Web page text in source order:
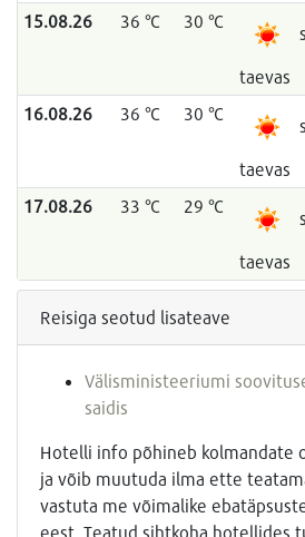
15.08.26 36 °C 30 °C
taevas
16.08.26 36 °C 30 °C
taevas
17.08.26 33 °C 29 °C
taevas
Reisiga seotud lisateave
Välisministeeriumi
saidis
Hotelli info põhineb kolmandate
ja võib muutuda ilma ette
vastuta me võimalike
eest. Teatud sihtkoha hotellides